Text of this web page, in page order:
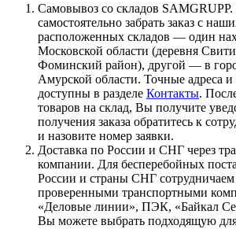
Самовывоз со складов
самостоятельно забрать заказ с
расположенных складов — один
Московской области (деревня
Фоминский район), другой — в
Амурской области. Точные адреса и
доступны в разделе Контакты.
товаров на склад, Вы получите
получения заказа обратитесь к
и назовите номер заявки.
Доставка по России и СНГ через
компании. Для бесперебойных
России и страны СНГ
проверенными транспортными
«Деловые линии», ПЭК, «Байкал
Вы можете выбрать подходящую